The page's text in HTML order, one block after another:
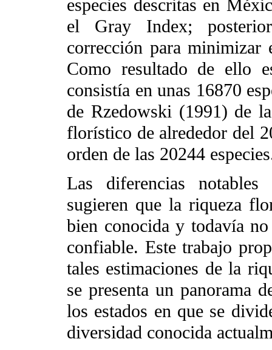
especies descritas en
el Gray Index;
corrección para minimizar
Como resultado de ello
consistía en unas 16870
de Rzedowski (1991) de
florístico de alrededor del
orden de las 20244
Las diferencias notables
sugieren que la riqueza
bien conocida y todavía
confiable. Este trabajo
tales estimaciones de la
se presenta un panorama
los estados en que se
diversidad conocida